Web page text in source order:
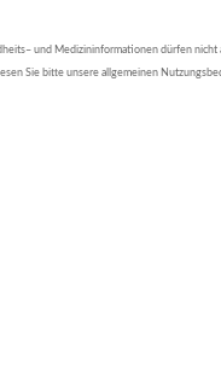
und Medizininformationen dürfen nicht
Sie bitte unsere allgemeinen